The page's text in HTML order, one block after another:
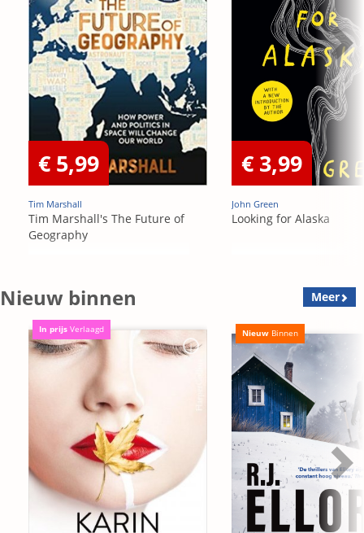
€ 5,99
Tim Marshall
Tim Marshall's The Future of
Geography
€ 3,99
John Green
Looking for Alaska
Nieuw binnen Meer
In prijs Verlaagd Nieuw Binnen